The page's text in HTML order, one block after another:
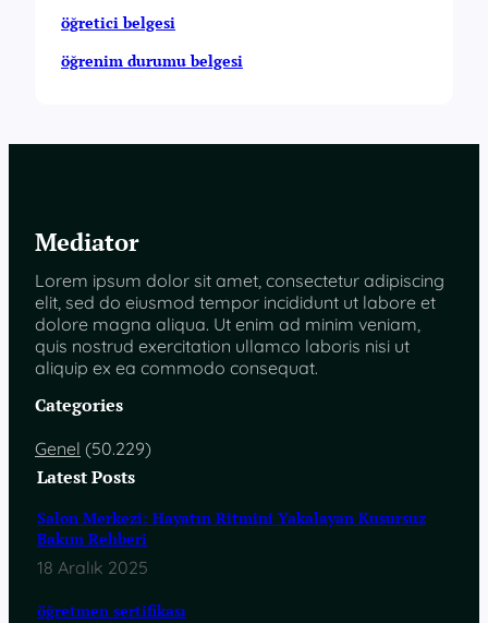
öğretici belgesi
öğrenim durumu belgesi
Mediator
Lorem ipsum dolor sit amet, consectetur adipiscing
elit, sed do eiusmod tempor incididunt ut labore et
dolore magna aliqua. Ut enim ad minim veniam,
quis nostrud exercitation ullamco laboris nisi ut
aliquip ex ea commodo consequat.
Categories
Genel (50.229)
Latest Posts
Salon Merkezi: Hayatın Ritmini Yakalayan Kusursuz
Bakım Rehberi
18 Aralık 2025
öğretmen sertifikası